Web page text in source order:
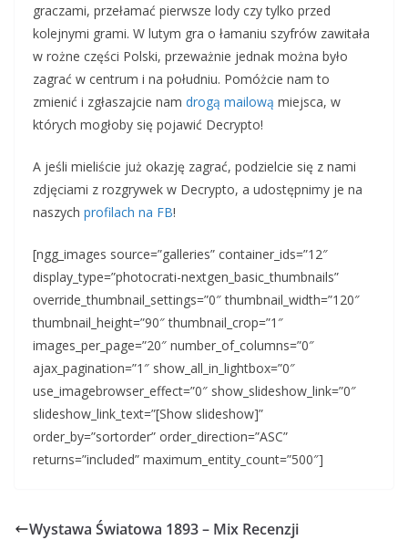
graczami, przełamać pierwsze lody czy tylko przed
kolejnymi grami. W lutym gra o łamaniu szyfrów zawitała
w rożne części Polski, przeważnie jednak można było
zagrać w centrum i na południu. Pomóżcie nam to
zmienić i zgłaszajcie nam drogą mailową miejsca, w
których mogłoby się pojawić Decrypto!
A jeśli mieliście już okazję zagrać, podzielcie się z nami
zdjęciami z rozgrywek w Decrypto, a udostępnimy je na
naszych profilach na FB!
[ngg_images source=”galleries” container_ids=”12″
display_type=”photocrati-nextgen_basic_thumbnails”
override_thumbnail_settings=”0″ thumbnail_width=”120″
thumbnail_height=”90″ thumbnail_crop=”1″
images_per_page=”20″ number_of_columns=”0″
ajax_pagination=”1″ show_all_in_lightbox=”0″
use_imagebrowser_effect=”0″ show_slideshow_link=”0″
slideshow_link_text=”[Show slideshow]”
order_by=”sortorder” order_direction=”ASC”
returns=”included” maximum_entity_count=”500″]
Wystawa Światowa 1893 – Mix Recenzji